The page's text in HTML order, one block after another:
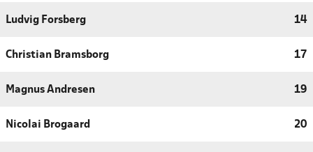
Ludvig Forsberg 14
Christian Bramsborg 17
Magnus Andresen 19
Nicolai Brogaard 20